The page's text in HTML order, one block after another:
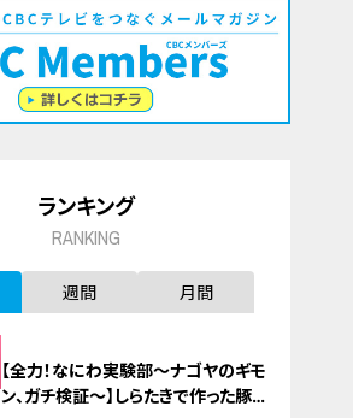
ランキング
RANKING
週間 月間
【全力！なにわ実験部～ナゴヤのギモ
ン、ガチ検証～】しらたきで作った豚